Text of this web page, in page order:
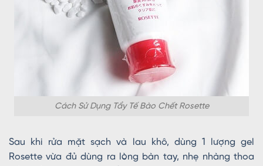
Cách Sử Dụng Tẩy Tế Bào Chết Rosette
Sau khi rửa mặt sạch và lau khô, dùng 1 lượng gel
Rosette vừa đủ dùng ra lòng bàn tay, nhẹ nhàng thoa